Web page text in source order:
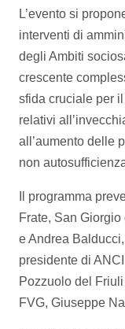
L’evento si
interventi di
degli Ambiti
crescente
sfida cruciale per
relativi
all’aumento delle
non
Il programma
Frate, San
e Andrea
presidente di
Pozzuolo del
FVG, Giuseppe